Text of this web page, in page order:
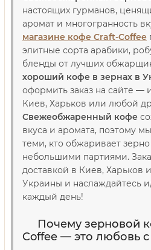
настоящих гурманов,
аромат и многогранность
магазине кофе Craft-Coffee
элитные сорта арабики,
бленды от лучших
хороший кофе в зернах в
оформить заказ на сайте —
Киев, Харьков или любой
Свежеобжаренный кофе
вкуса и аромата, поэтому
теми, кто обжаривает
небольшими партиями.
доставкой в Киев, Харьков
Украины и наслаждайтесь
каждый день!
Почему зерновой
Coffee — это любовь